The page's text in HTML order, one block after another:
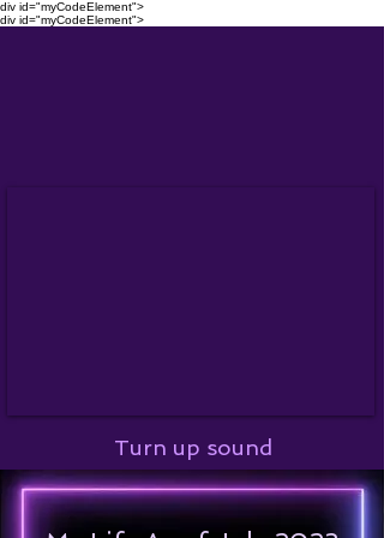
div id="myCodeElement">
div id="myCodeElement">
Turn up sound